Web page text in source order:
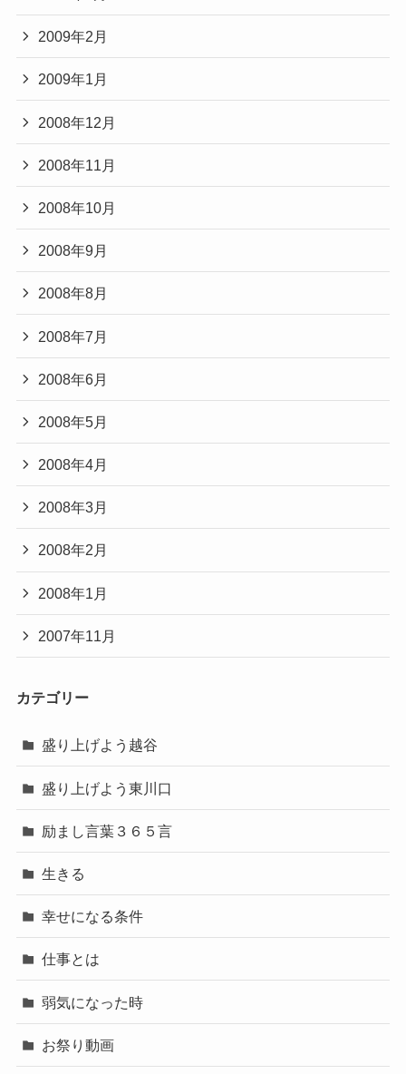
2009年2月
2009年1月
2008年12月
2008年11月
2008年10月
2008年9月
2008年8月
2008年7月
2008年6月
2008年5月
2008年4月
2008年3月
2008年2月
2008年1月
2007年11月
カテゴリー
盛り上げよう越谷
盛り上げよう東川口
励まし言葉３６５言
生きる
幸せになる条件
仕事とは
弱気になった時
お祭り動画